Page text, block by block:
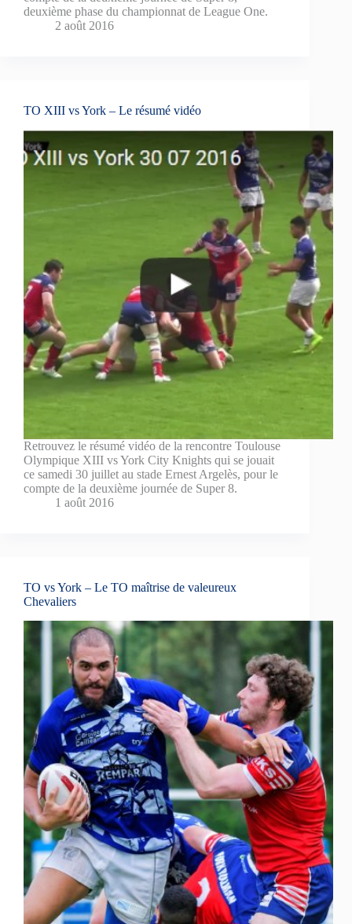
deuxième phase du championnat de League One.
2 août 2016
TO XIII vs York – Le résumé vidéo
Retrouvez le résumé vidéo de la rencontre Toulouse
Olympique XIII vs York City Knights qui se jouait
ce samedi 30 juillet au stade Ernest Argelès, pour le
compte de la deuxième journée de Super 8.
1 août 2016
TO vs York – Le TO maîtrise de valeureux
Chevaliers